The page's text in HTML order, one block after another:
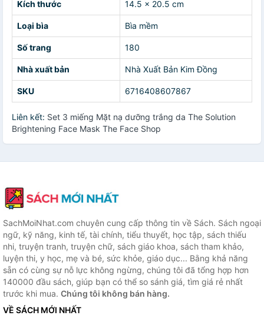
Kích thước 14.5 x 20.5 cm
Loại bìa Bìa mềm
Số trang 180
Nhà xuất bản Nhà Xuất Bản Kim Đồng
SKU 6716408607867
Liên kết: Set 3 miếng Mặt nạ dưỡng trắng da The Solution
Brightening Face Mask The Face Shop
SachMoiNhat.com chuyên cung cấp thông tin về Sách. Sách ngoại
ngữ, kỹ năng, kinh tế, tài chính, tiểu thuyết, học tập, sách thiếu
nhi, truyện tranh, truyện chữ, sách giáo khoa, sách tham khảo,
luyện thi, y học, mẹ và bé, sức khỏe, giáo dục... Bằng khả năng
sẵn có cùng sự nỗ lực không ngừng, chúng tôi đã tổng hợp hơn
140000 đầu sách, giúp bạn có thể so sánh giá, tìm giá rẻ nhất
trước khi mua. Chúng tôi không bán hàng.
VỀ SÁCH MỚI NHẤT